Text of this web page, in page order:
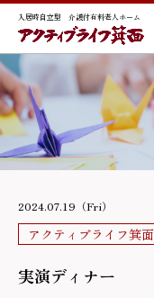
入居時自立型 介護付有料老人ホーム
2024.07.19（Fri）
アクティブライフ箕面
実演ディナー